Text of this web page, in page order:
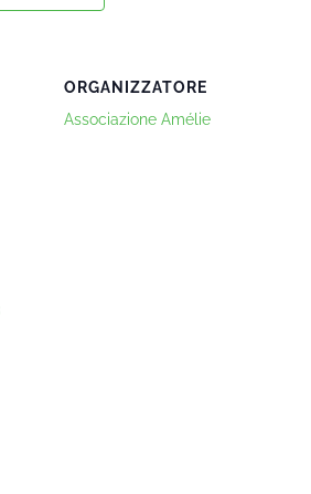
ORGANIZZATORE
Associazione Amélie